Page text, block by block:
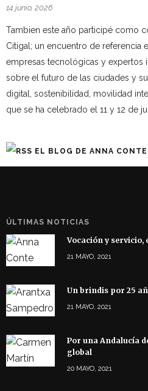
14 junio, 2026
Tambien este año participé como
Citigal; un encuentro de referencia
empresas tecnológicas y expertos
sobre el futuro de las ciudades y
digital, sostenibilidad, movilidad
que se ha celebrado el 11 y 12 de
EL BLOG DE ANNA CONTE
ÚLTIMAS NOTICIAS
Vocación y servicio,
21 MAYO, 2021
Un brindis por 25
21 MAYO, 2021
Por una Andalucía
global
20 MAYO, 2021